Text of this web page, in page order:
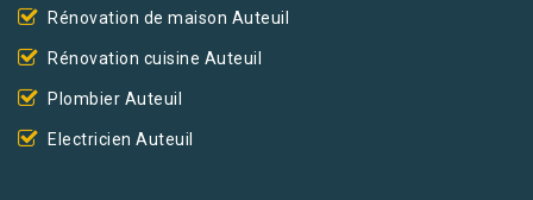
Rénovation de maison Auteuil
Rénovation cuisine Auteuil
Plombier Auteuil
Electricien Auteuil